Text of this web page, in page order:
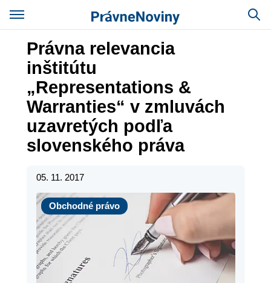
Právna relevancia
inštitútu
„Representations &
Warranties“ v zmluvách
uzavretých podľa
slovenského práva
05. 11. 2017
Obchodné právo
Obchodné právo